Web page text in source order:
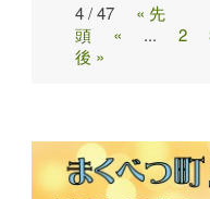
Post
navigation
4 / 47
« 先
頭
« ... 2
後 »